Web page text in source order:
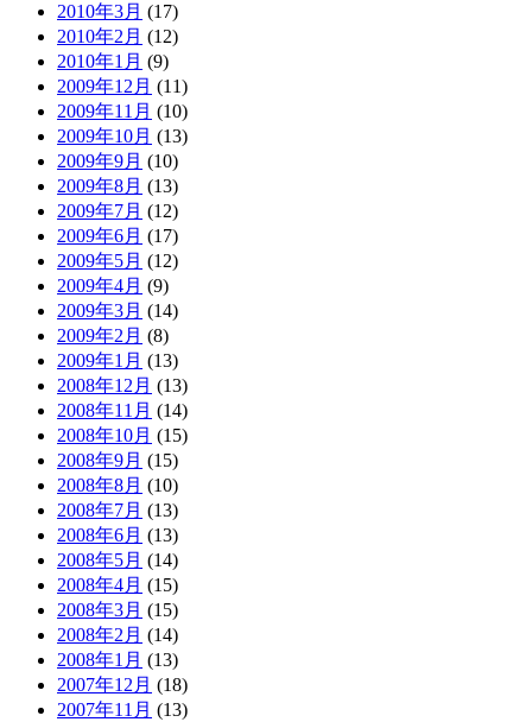
2010年3月 (17)
2010年2月 (12)
2010年1月 (9)
2009年12月 (11)
2009年11月 (10)
2009年10月 (13)
2009年9月 (10)
2009年8月 (13)
2009年7月 (12)
2009年6月 (17)
2009年5月 (12)
2009年4月 (9)
2009年3月 (14)
2009年2月 (8)
2009年1月 (13)
2008年12月 (13)
2008年11月 (14)
2008年10月 (15)
2008年9月 (15)
2008年8月 (10)
2008年7月 (13)
2008年6月 (13)
2008年5月 (14)
2008年4月 (15)
2008年3月 (15)
2008年2月 (14)
2008年1月 (13)
2007年12月 (18)
2007年11月 (13)